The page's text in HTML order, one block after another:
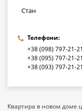
Стан
Телефони:
+38 (098) 797-21-21
+38 (095) 797-21-21
+38 (093) 797-21-21
Квартира в новом доме